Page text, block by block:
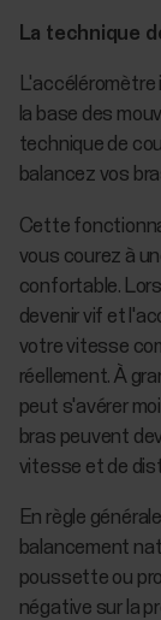
La technique
la base des
technique de
balancez vos
Cette
vous courez à
confortable.
devenir vif et
votre vitesse
réellement. À
peut s'avérer
bras peuvent
vitesse et de
En règle
balancement
poussette ou
négative sur la